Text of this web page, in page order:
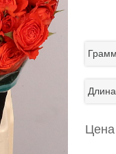
Грамм
Длина
Цена